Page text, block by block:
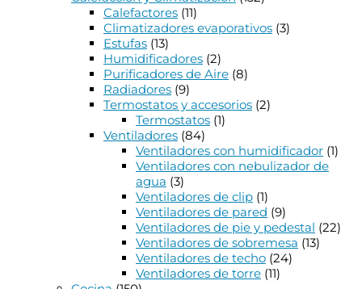
Calefactores (11)
Climatizadores evaporativos (3)
Estufas (13)
Humidificadores (2)
Purificadores de Aire (8)
Radiadores (9)
Termostatos y accesorios (2)
Termostatos (1)
Ventiladores (84)
Ventiladores con humidificador (1)
Ventiladores con nebulizador de
agua (3)
Ventiladores de clip (1)
Ventiladores de pared (9)
Ventiladores de pie y pedestal (22)
Ventiladores de sobremesa (13)
Ventiladores de techo (24)
Ventiladores de torre (11)